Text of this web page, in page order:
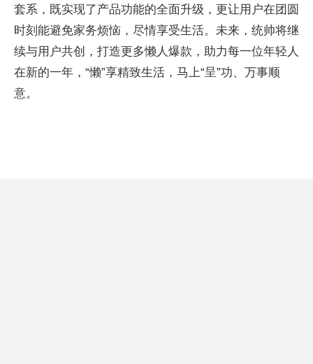
套系，既实现了产品功能的全面升级，更让用户在团圆
时刻能避免家务烦恼，尽情享受生活。未来，统帅将继
续与用户共创，打造更多懒人爆款，助力每一位年轻人
在新的一年，“懒”享精致生活，马上“呈”功、万事顺
意。